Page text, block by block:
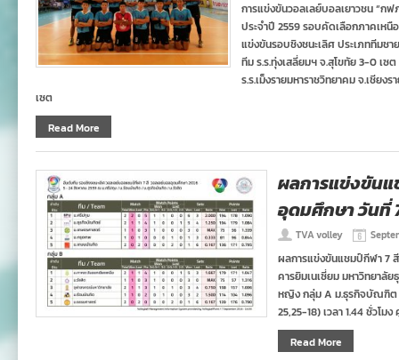
การแข่งขันวอลเลย์บอลเยาวชน “กฟ
ประจำปี 2559 รอบคัดเลือกภาคเหนื
แข่งขันรอบชิงชนะเลิศ ประเภททีมช
ทีม ร.ร.ทุ่งเสลี่ยมฯ จ.สุโขทัย 3-0 เซ
ร.ร.เม็งรายมหาราชวิทยาคม จ.เชียง
เซต
Read More
ผลการแข่งขัน
อุดมศึกษา วันที่
TVA volley
ผลการแข่งขันแชมป์กีฬา 7
คารยิมเนเซี่ยม มหาวิทยาลั
หญิง กลุ่ม A ม.ธุรกิจบัณฑิต
25,25-18) เวลา 1.44 ชั่วโ
Read More